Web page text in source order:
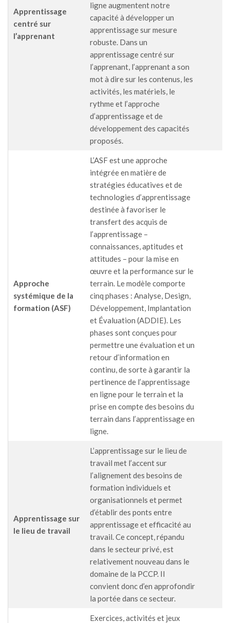
Apprentissage
centré sur
l’apprenant
ligne augmentent notre
capacité à développer un
apprentissage sur mesure
robuste. Dans un
apprentissage centré sur
l’apprenant, l’apprenant a son
mot à dire sur les contenus, les
activités, les matériels, le
rythme et l’approche
d’apprentissage et de
développement des capacités
proposés.
Approche
systémique de la
formation (ASF)
L’ASF est une approche
intégrée en matière de
stratégies éducatives et de
technologies d’apprentissage
destinée à favoriser le
transfert des acquis de
l’apprentissage –
connaissances, aptitudes et
attitudes – pour la mise en
œuvre et la performance sur le
terrain. Le modèle comporte
cinq phases : Analyse, Design,
Développement, Implantation
et Évaluation (ADDIE). Les
phases sont conçues pour
permettre une évaluation et un
retour d’information en
continu, de sorte à garantir la
pertinence de l’apprentissage
en ligne pour le terrain et la
prise en compte des besoins du
terrain dans l’apprentissage en
ligne.
Apprentissage sur
le lieu de travail
L’apprentissage sur le lieu de
travail met l’accent sur
l’alignement des besoins de
formation individuels et
organisationnels et permet
d’établir des ponts entre
apprentissage et efficacité au
travail. Ce concept, répandu
dans le secteur privé, est
relativement nouveau dans le
domaine de la PCCP. Il
convient donc d’en approfondir
la portée dans ce secteur.
Exercices, activités et jeux